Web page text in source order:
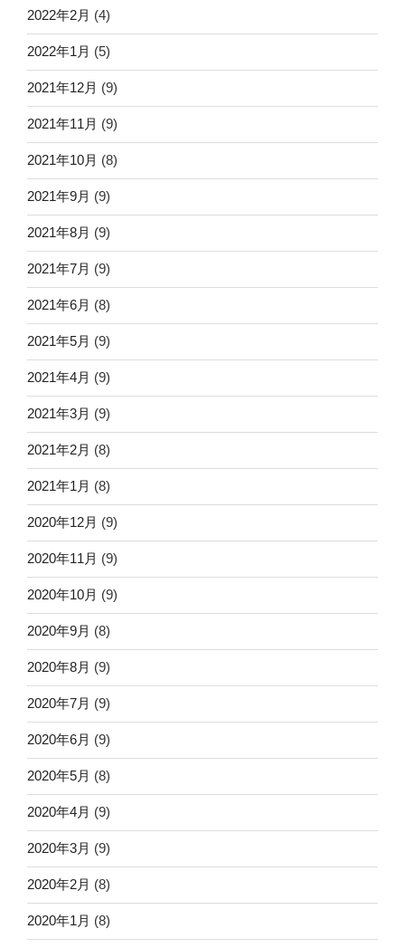
2022年2月 (4)
2022年1月 (5)
2021年12月 (9)
2021年11月 (9)
2021年10月 (8)
2021年9月 (9)
2021年8月 (9)
2021年7月 (9)
2021年6月 (8)
2021年5月 (9)
2021年4月 (9)
2021年3月 (9)
2021年2月 (8)
2021年1月 (8)
2020年12月 (9)
2020年11月 (9)
2020年10月 (9)
2020年9月 (8)
2020年8月 (9)
2020年7月 (9)
2020年6月 (9)
2020年5月 (8)
2020年4月 (9)
2020年3月 (9)
2020年2月 (8)
2020年1月 (8)